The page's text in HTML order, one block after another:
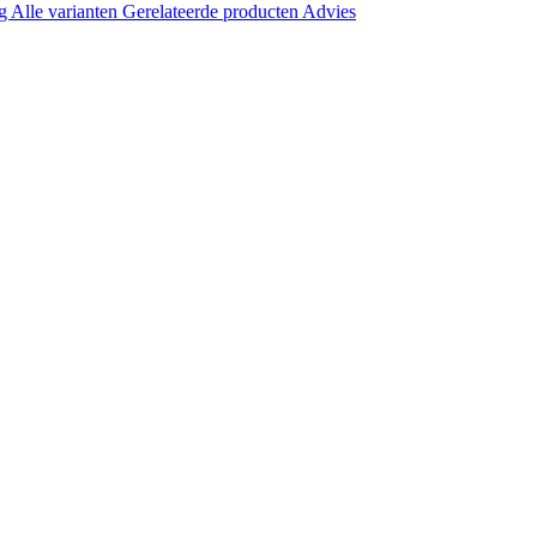
Alle varianten Gerelateerde productenAdvies